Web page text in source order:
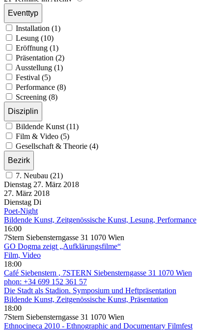
Eventtyp
Installation (1)
Lesung (10)
Eröffnung (1)
Präsentation (2)
Ausstellung (1)
Festival (5)
Performance (8)
Screening (8)
Disziplin
Bildende Kunst (11)
Film & Video (5)
Gesellschaft & Theorie (4)
Bezirk
7. Neubau (21)
Dienstag 27. März 2018
27. März 2018
Dienstag Di
Poet-Night
Bildende Kunst, Zeitgenössische Kunst, Lesung, Performance
16:00
7Stern Siebensterngasse 31 1070 Wien
GO Dogma zeigt „Aufklärungsfilme“
Film, Video
18:00
Café Siebenstern , 7STERN Siebensterngasse 31 1070 Wien
phon: +34 699 152 361 57
Die Stadt als Stadion. Symposium und Heftpräsentation
Bildende Kunst, Zeitgenössische Kunst, Präsentation
18:00
7Stern Siebensterngasse 31 1070 Wien
Ethnocineca 2010 - Ethnographic and Documentary Filmfest